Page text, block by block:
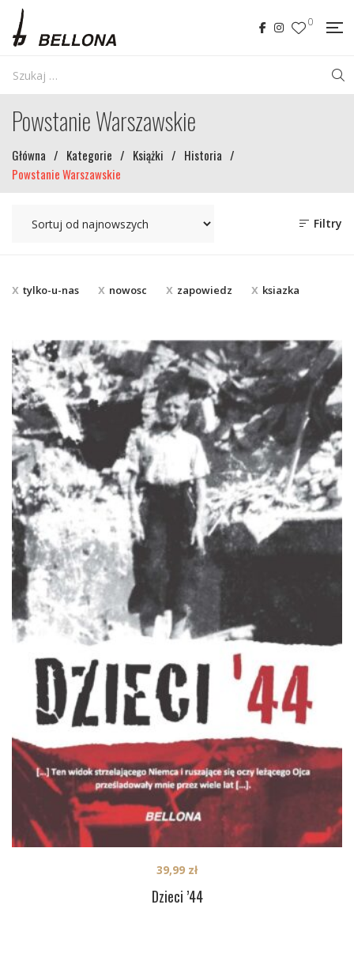
0
Powstanie Warszawskie
Główna / Kategorie / Książki / Historia /
Powstanie Warszawskie
Filtry
tylko-u-nas nowosc zapowiedz ksiazka
Dzieci ’44
39,99 zł